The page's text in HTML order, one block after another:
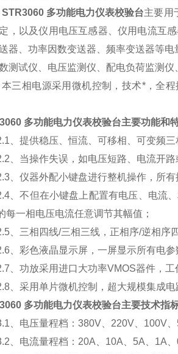
STR3060 多功能电力仪表校验台主要用
，以及仪用电压互感器、仪用电流互
器、功率因数变送器、频率变送器等
测试仪、电压监测仪、配电负荷监测
本三相电源采用微机控制，技术*，全
多功能电力仪表校验台主要功能和
、提供稳压、恒流、可移相、可变频三
、当操作失误，如电压短路、电流开
、仪器外配小键盘进行整机操作，所有
、不但在小键盘上配置有电压、电流
每一相电压电流任意调节其幅值；
、三相四线/三相三线，正相序/逆相序
、彩色液晶显示屏，一屏显示所有电参
、功放采用进口大功率VMOS器件，工
、采用单片微机控制，超大规模集成
多功能电力仪表校验台主要技术指
、电压量程档：380V、220V、100V
、电流量程档：20A、10A、5A、1A